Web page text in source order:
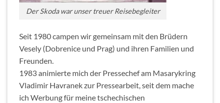
Der Skoda war unser treuer Reisebegleiter
Seit 1980 campen wir gemeinsam mit den Brüdern
Vesely (Dobrenice und Prag) und ihren Familien und
Freunden.
1983 animierte mich der Pressechef am Masarykring
Vladimir Havranek zur Pressearbeit, seit dem mache
ich Werbung für meine tschechischen